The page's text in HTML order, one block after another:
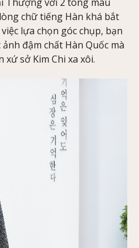
chữ tiếng Hàn khá bắt
lựa chọn góc chụp, bạn
đậm chất Hàn Quốc mà
sở Kim Chi xa xôi.